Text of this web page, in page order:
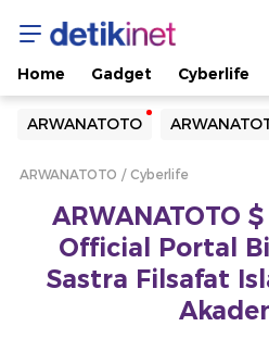
Home Gadget Cyberlife
ARWANATOTO
Yang sedang ramai dicari
Loading...
Loading...
ARWANATOTO Cyberlife
ARWANATOTO
Official Portal
Sastra Filsafat